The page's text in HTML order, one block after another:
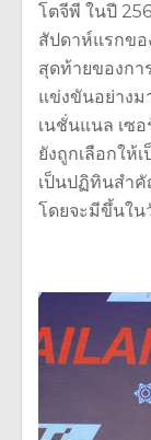
โตจีพี ในปี
สัปดาห์แรกขอ
สุดท้ายของก
แข่งขันอย่างม
เนชั่นแนล เซ
ยังถูกเลือกให้
เป็นปฏิทินสำ
โดยจะมีขึ้นใน